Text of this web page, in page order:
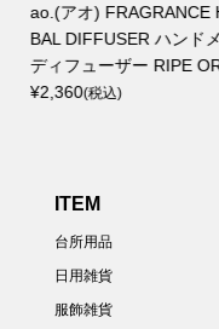
オ) FRAGRANCE HER
DIFFUSER ハンドメイド
ューザー RIPE ORA...
(税込)
ITEM
台所用品
日用雑貨
服飾雑貨